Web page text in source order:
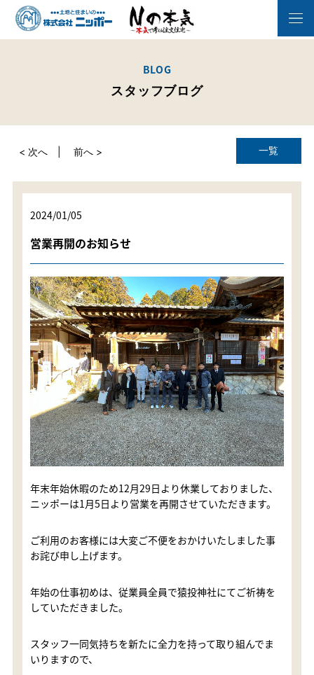
BLOG
スタッフブログ
一覧
< 次へ 前へ >
2024/01/05
営業再開のお知らせ
年末年始休暇のため12月29日より休業しておりました、
ニッポーは1月5日より営業を再開させていただきます。
ご利用のお客様には大変ご不便をおかけいたしました事
お詫び申し上げます。
年始の仕事初めは、従業員全員で猿投神社にてご祈祷を
していただきました。
スタッフ一同気持ちを新たに全力を持って取り組んでま
いりますので、